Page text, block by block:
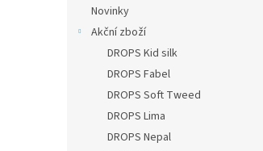
Novinky
Akční zboží
DROPS Kid silk
DROPS Fabel
DROPS Soft Tweed
DROPS Lima
DROPS Nepal